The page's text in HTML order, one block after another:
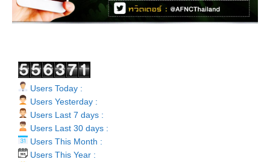
Users Today :
Users Yesterday :
Users Last 7 days :
Users Last 30 days :
Users This Month :
Users This Year :